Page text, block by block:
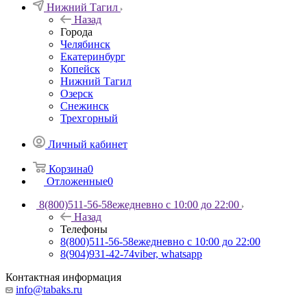
Нижний Тагил
Назад
Города
Челябинск
Екатеринбург
Копейск
Нижний Тагил
Озерск
Снежинск
Трехгорный
Личный кабинет
Корзина0
Отложенные0
8(800)511-56-58ежедневно с 10:00 до 22:00
Назад
Телефоны
8(800)511-56-58ежедневно с 10:00 до 22:00
8(904)931-42-74viber, whatsapp
Контактная информация
info@tabaks.ru